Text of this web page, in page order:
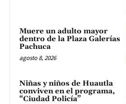
Muere un adulto mayor
dentro de la Plaza Galerías
Pachuca
agosto 8, 2026
Niñas y niños de Huautla
conviven en el programa,
“Ciudad Policía”